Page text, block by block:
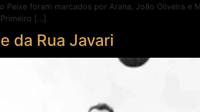
Peixe foram marcados por Arana, João Oliveira e
[…]
da Rua Javari